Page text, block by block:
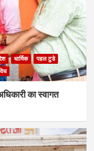
धार्मिक
पहल टुडे
का स्वागत